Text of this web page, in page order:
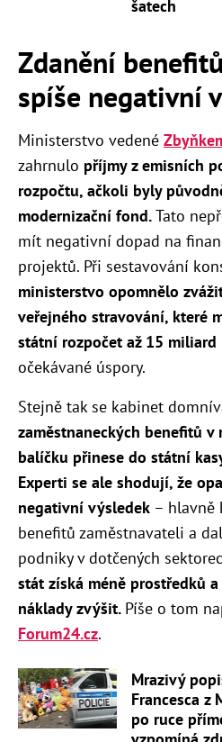
šatech
Zdanění
spíše negativní
Ministerstvo vedené
zahrnulo příjmy z emisních
rozpočtu, ačkoli byly
modernizační fond.Tato
mít negativní dopad na
projektů. Při sestavování
ministerstvo opomnělo
veřejného stravování, které
státní rozpočet až 15 miliard
očekávané úspory.
Stejně tak se kabinet
zaměstnaneckých benefitů
balíčku přinese do státní
Experti se ale shodují, že
negativní výsledek – hlavně
benefitů zaměstnavateli a
podniky v dotčených
stát získá méně prostředků
náklady zvýšit. Píše o tom
Forum24.cz.
Mrazivý
Francesca z
po ruce